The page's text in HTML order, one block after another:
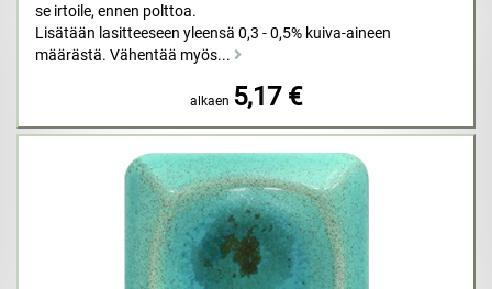
se irtoile, ennen polttoa.
Lisätään lasitteeseen yleensä 0,3 - 0,5% kuiva-aineen
määrästä. Vähentää myös...
alkaen 5,17 €